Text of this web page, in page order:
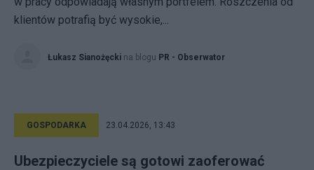
klientów potrafią być wysokie,...
Łukasz Sianożęcki na blogu PR - Obserwator
GOSPODARKA 23.04.2026, 13:43
Ubezpieczyciele są gotowi zaoferować